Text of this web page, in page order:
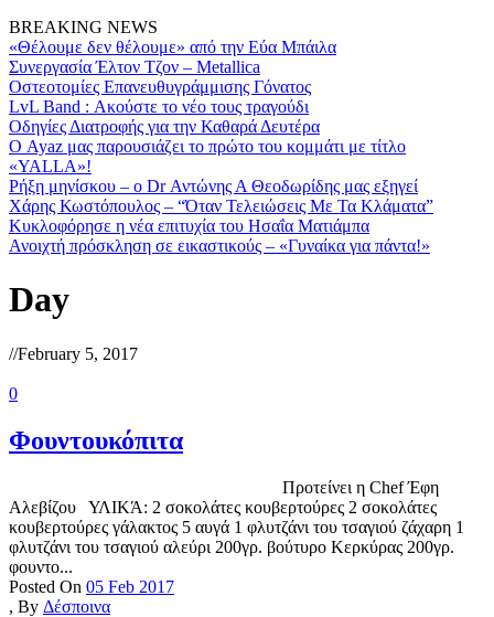
BREAKING NEWS
«Θέλουμε δεν θέλουμε» από την Εύα Μπάιλα
Συνεργασία Έλτον Τζον – Metallica
Οστεοτομίες Επανευθυγράμμισης Γόνατος
LvL Band : Ακούστε το νέο τους τραγούδι
Οδηγίες Διατροφής για την Καθαρά Δευτέρα
Ο Ayaz μας παρουσιάζει το πρώτο του κομμάτι με τίτλο
«YALLA»!
Ρήξη μηνίσκου – o Dr Αντώνης Α Θεοδωρίδης μας εξηγεί
Χάρης Κωστόπουλος – “Όταν Τελειώσεις Με Τα Κλάματα”
Κυκλοφόρησε η νέα επιτυχία του ­Ησαΐα Ματιάμπα­
Ανοιχτή πρόσκληση σε εικαστικούς – «Γυναίκα για πάντα!»
Day
//February 5, 2017
0
Φουντουκόπιτα
Προτείνει η Chef Έφη
Αλεβίζου ΥΛΙΚΆ: 2 σοκολάτες κουβερτούρες 2 σοκολάτες
κουβερτούρες γάλακτος 5 αυγά 1 φλυτζάνι του τσαγιού ζάχαρη 1
φλυτζάνι του τσαγιού αλεύρι 200γρ. βούτυρο Κερκύρας 200γρ.
φουντο...
Posted On 05 Feb 2017
, By Δέσποινα